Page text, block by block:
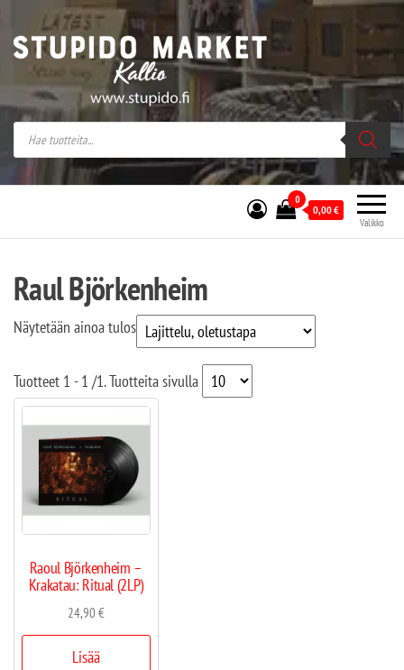
Stupido Market – verkossa ja kivijalassa
Stupido Market on vaihtoehtomusaan
erikoistunut verkko- sekä
kivijalkakauppa Helsingissä Kallion
sydämessä.
Valikko
0
0,00€
Raul Björkenheim
Näytetään ainoa tulos
Tuotteet 1 - 1 /1. Tuotteita sivulla
Raoul Björkenheim –
Krakatau: Ritual (2LP)
24,90€
Lisää